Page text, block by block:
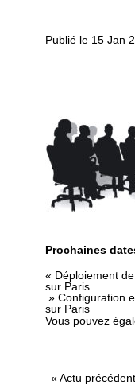
Publié le 15 Jan
Prochaines
« Déploiement
sur Paris
» Configuration
sur Paris
Vous pouvez
« Actu